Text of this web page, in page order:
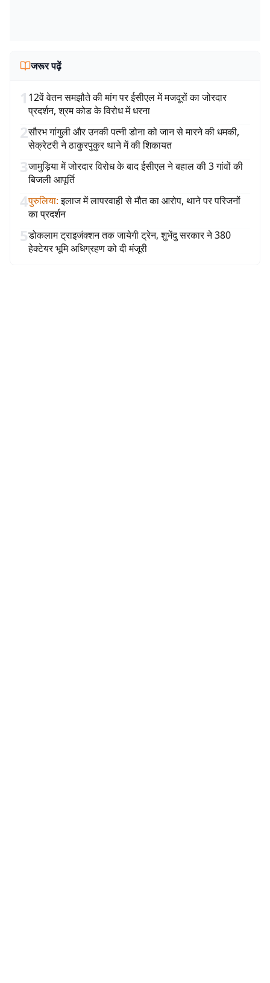
जरूर पढ़ें
1 12वें वेतन समझौते की मांग पर ईसीएल में मजदूरों का जोरदार
प्रदर्शन, श्रम कोड के विरोध में धरना
2सौरभ गांगुली और उनकी पत्नी डोना को जान से मारने की धमकी,
सेक्रेटरी ने ठाकुरपुकुर थाने में की शिकायत
3जामुड़िया में जोरदार विरोध के बाद ईसीएल ने बहाल की 3 गांवों की
बिजली आपूर्ति
4पुरुलिया: इलाज में लापरवाही से मौत का आरोप, थाने पर परिजनों
का प्रदर्शन
5डोकलाम ट्राइजंक्शन तक जायेगी ट्रेन, शुभेंदु सरकार ने 380
हेक्टेयर भूमि अधिग्रहण को दी मंजूरी